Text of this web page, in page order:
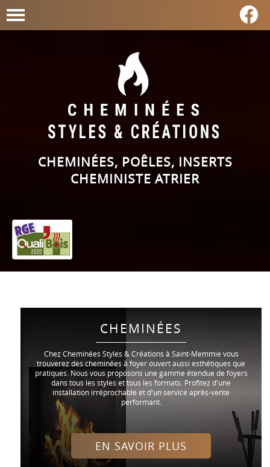
CHEMINÉES, POÊLES, INSERTS
CHEMINISTE ATRIER
CHEMINÉES
Chez Cheminées Styles & Créations à Saint-Memmie vous
trouverez des cheminées à foyer ouvert aussi esthétiques que
pratiques. Nous vous proposons une gamme étendue de foyers
dans tous les styles et tous les formats. Profitez d'une
installation irréprochable et d'un service après-vente
performant.
EN SAVOIR PLUS